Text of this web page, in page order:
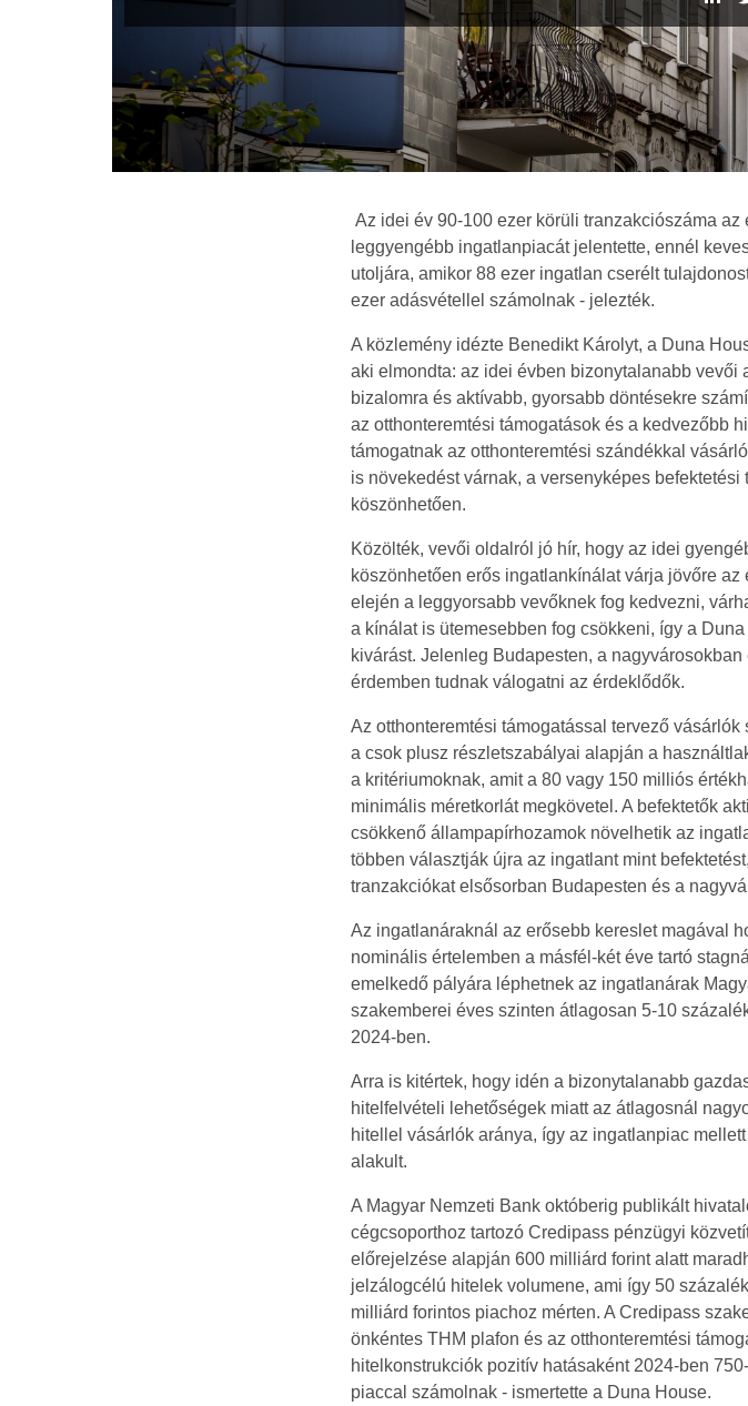
Az idei év 90-100 ezer körüli tranzakciószáma az
leggyengébb ingatlanpiacát jelentette, ennél
utoljára, amikor 88 ezer ingatlan cserélt
ezer adásvétellel számolnak - jelezték.
A közlemény idézte Benedikt Károlyt, a Duna
aki elmondta: az idei évben bizonytalanabb vevői
bizalomra és aktívabb, gyorsabb döntésekre
az otthonteremtési támogatások és a kedvezőbb
támogatnak az otthonteremtési szándékkal
is növekedést várnak, a versenyképes befektetési
köszönhetően.
Közölték, vevői oldalról jó hír, hogy az idei
köszönhetően erős ingatlankínálat várja jövőre
elején a leggyorsabb vevőknek fog kedvezni,
a kínálat is ütemesebben fog csökkeni, így a
kivárást. Jelenleg Budapesten, a
érdemben tudnak válogatni az érdeklődők.
Az otthonteremtési támogatással tervező
a csok plusz részletszabályai alapján a
a kritériumoknak, amit a 80 vagy 150 milliós
minimális méretkorlát megkövetel. A befektetők
csökkenő állampapírhozamok növelhetik az
többen választják újra az ingatlant mint
tranzakciókat elsősorban Budapesten és a
Az ingatlanáraknál az erősebb kereslet magával
nominális értelemben a másfél-két éve tartó
emelkedő pályára léphetnek az ingatlanárak
szakemberei éves szinten átlagosan 5-10
2024-ben.
Arra is kitértek, hogy idén a bizonytalanabb
hitelfelvételi lehetőségek miatt az átlagosnál
hitellel vásárlók aránya, így az ingatlanpiac
alakult.
A Magyar Nemzeti Bank októberig publikált
cégcsoporthoz tartozó Credipass pénzügyi
előrejelzése alapján 600 milliárd forint alatt
jelzálogcélú hitelek volumene, ami így 50
milliárd forintos piachoz mérten. A Credipass
önkéntes THM plafon és az otthonteremtési
hitelkonstrukciók pozitív hatásaként 2024-ben
piaccal számolnak - ismertette a Duna House.